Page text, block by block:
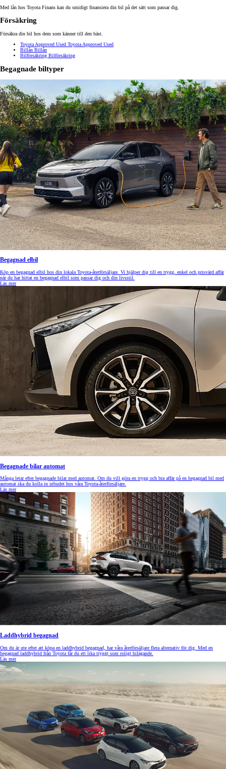
Med lån hos Toyota Finans kan du smidigt finansiera din bil på det sätt som passar dig.
Försäkring
Försäkra din bil hos dem som känner till den bäst.
Toyota Approved Used Toyota Approved Used
Billån Billån
Bilförsäkring Bilförsäkring
Begagnade biltyper
Begagnad elbil
Köp en begagnad elbil hos din lokala Toyota-återförsäljare. Vi hjälper dig till en trygg, enkel och prisvärd affär
när du har hittat en begagnad elbil som passar dig och din livsstil.
Läs mer
Begagnade bilar automat
Många letar efter begagnade bilar med automat. Om du vill göra en trygg och bra affär på en begagnad bil med
automat ska du kolla in utbudet hos våra Toyota-återförsäljare.
Läs mer
Laddhybrid begagnad
Om du är ute efter att köpa en laddhybrid begagnad, har våra återförsäljare flera alternativ för dig. Med en
begagnad laddhybrid från Toyota får du ett lika tryggt som roligt bilägande.
Läs mer